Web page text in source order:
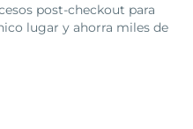
post-checkout para
lugar y ahorra miles de